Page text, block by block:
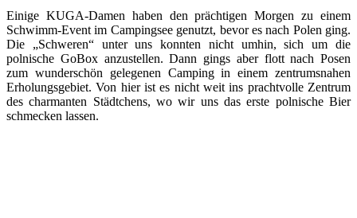
Einige KUGA-Damen haben den prächtigen Morgen zu einem
Schwimm-Event im Campingsee genutzt, bevor es nach Polen ging.
Die „Schweren“ unter uns konnten nicht umhin, sich um die
polnische GoBox anzustellen. Dann gings aber flott nach Posen
zum wunderschön gelegenen Camping in einem zentrumsnahen
Erholungsgebiet. Von hier ist es nicht weit ins prachtvolle Zentrum
des charmanten Städtchens, wo wir uns das erste polnische Bier
schmecken lassen.